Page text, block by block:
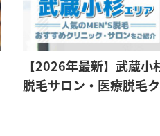
【2026年最新】武蔵
脱毛サロン・医療脱毛